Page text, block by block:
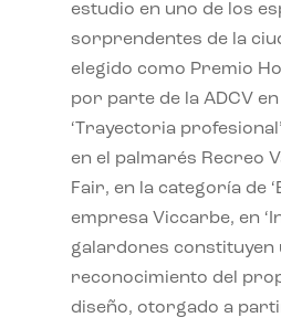
estudio en uno de los
sorprendentes de la
elegido como Premio
por parte de la ADCV
‘Trayectoria
en el palmarés Recreo
Fair, en la categoría de
empresa Viccarbe, en
galardones constituyen
reconocimiento del
diseño, otorgado a